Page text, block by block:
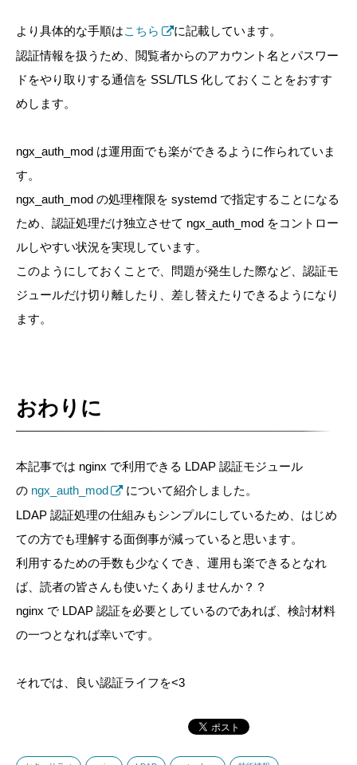
より具体的な手順はこちら
に記載しています。
認証情報を扱うため、閲覧者からのアカウント名とパスワー
ドをやり取りする通信を SSL/TLS 化しておくことをおすす
めします。
ngx_auth_mod は運用面でも楽ができるように作られていま
す。
ngx_auth_mod の処理権限を systemd で指定することになる
ため、認証処理だけ独立させて ngx_auth_mod をコントロー
ルしやすい状況を実現しています。
このようにしておくことで、問題が発生した際など、認証モ
ジュールだけ切り離したり、差し替えたりできるようになり
ます。
おわりに
本記事では nginx で利用できる LDAP 認証モジュール
の ngx_auth_mod
について紹介しました。
LDAP 認証処理の仕組みもシンプルにしているため、はじめ
ての方でも理解する面倒事が減っていると思います。
利用するための手数も少なくでき、運用も楽できるとなれ
ば、読者の皆さんも使いたくありませんか？？
nginx で LDAP 認証を必要としているのであれば、検討材料
の一つとなれば幸いです。
それでは、良い認証ライフを<3